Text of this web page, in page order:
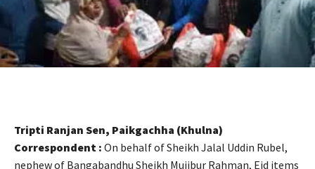
Tripti Ranjan Sen, Paikgachha (Khulna)
Correspondent : On behalf of Sheikh Jalal Uddin Rubel,
nephew of Bangabandhu Sheikh Mujibur Rahman, Eid items